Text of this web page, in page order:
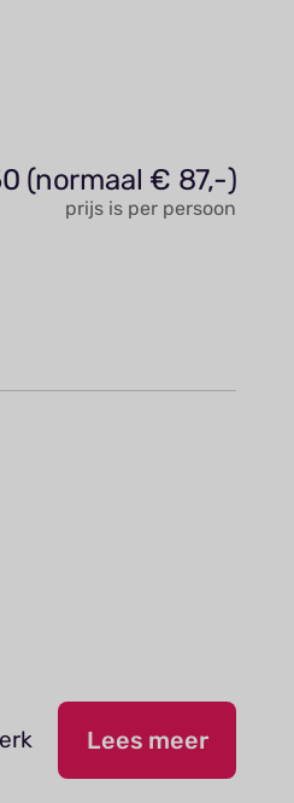
(normaal € 87,-)
prijs is per persoon
Lees meer